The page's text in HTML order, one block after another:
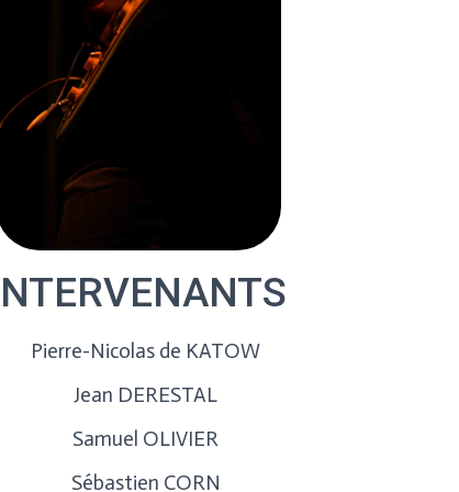
Pierre-Nicolas de KATOW
Jean DERESTAL
Samuel OLIVIER
Sébastien CORN